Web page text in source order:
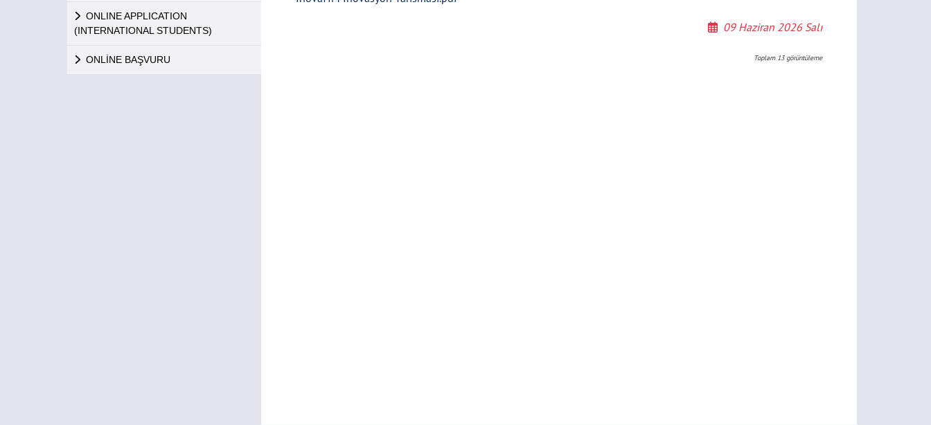
ONLINE APPLICATION
(INTERNATIONAL STUDENTS)
ONLİNE BAŞVURU
09 Haziran 2026 Salı
Toplam 13görüntüleme